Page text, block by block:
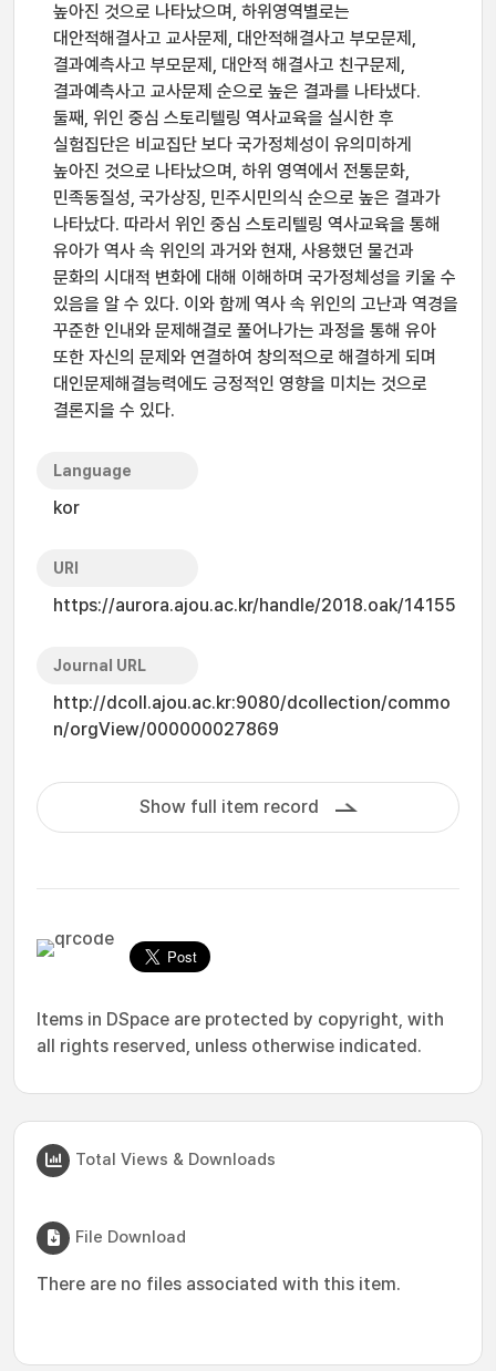
높아진 것으로 나타났으며, 하위영역별로는
대안적해결사고 교사문제, 대안적해결사고 부모문제,
결과예측사고 부모문제, 대안적 해결사고 친구문제,
결과예측사고 교사문제 순으로 높은 결과를 나타냈다.
둘째, 위인 중심 스토리텔링 역사교육을 실시한 후
실험집단은 비교집단 보다 국가정체성이 유의미하게
높아진 것으로 나타났으며, 하위 영역에서 전통문화,
민족동질성, 국가상징, 민주시민의식 순으로 높은 결과가
나타났다. 따라서 위인 중심 스토리텔링 역사교육을 통해
유아가 역사 속 위인의 과거와 현재, 사용했던 물건과
문화의 시대적 변화에 대해 이해하며 국가정체성을 키울 수
있음을 알 수 있다. 이와 함께 역사 속 위인의 고난과 역경을
꾸준한 인내와 문제해결로 풀어나가는 과정을 통해 유아
또한 자신의 문제와 연결하여 창의적으로 해결하게 되며
대인문제해결능력에도 긍정적인 영향을 미치는 것으로
결론지을 수 있다.
Language
kor
URI
https://aurora.ajou.ac.kr/handle/2018.oak/14155
Journal URL
http://dcoll.ajou.ac.kr:9080/dcollection/commo
n/orgView/000000027869
Show full item record
Items in DSpace are protected by copyright, with
all rights reserved, unless otherwise indicated.
Total Views & Downloads
File Download
There are no files associated with this item.